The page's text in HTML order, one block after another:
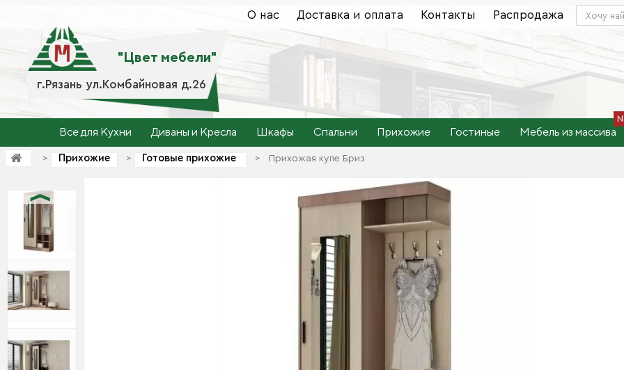
г.Рязань ул.Комбайновая д.26
"Цвет мебели"
О нас Доставка и оплата Контакты Распродажа
Все для Кухни Диваны и Кресла Шкафы Спальни Прихожие Гостиные Мебель из массива
> Прихожие > Готовые прихожие > Прихожая купе Бриз